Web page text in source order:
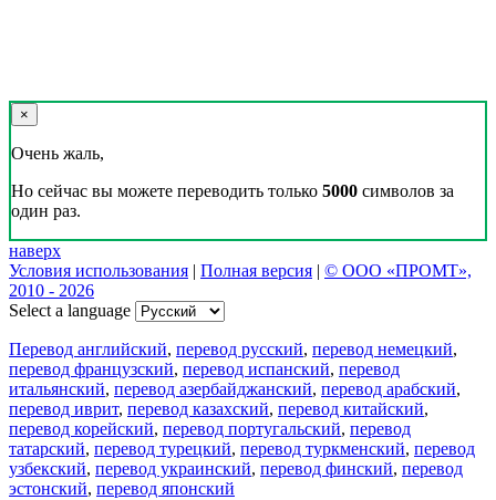
×
Очень жаль,
Но сейчас вы можете переводить только 5000 символов за
один раз.
наверх
Условия использования | Полная версия | © ООО «ПРОМТ»,
2010 - 2026
Select a language
Перевод английский, перевод русский, перевод немецкий,
перевод французский, перевод испанский, перевод
итальянский, перевод азербайджанский, перевод арабский,
перевод иврит, перевод казахский, перевод китайский,
перевод корейский, перевод португальский, перевод
татарский, перевод турецкий, перевод туркменский, перевод
узбекский, перевод украинский, перевод финский, перевод
эстонский, перевод японский